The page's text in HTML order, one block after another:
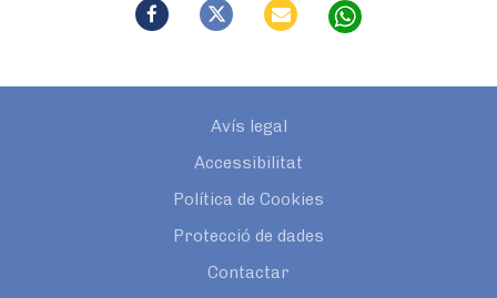
Avís legal
Accessibilitat
Política de Cookies
Protecció de dades
Contactar